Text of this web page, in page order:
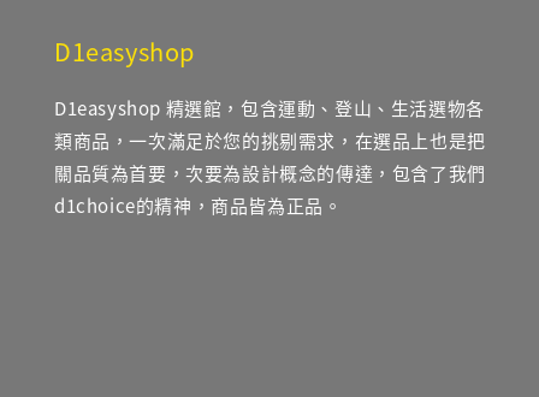
D1easyshop
D1easyshop 精選館，包含運動、登山、生活選物各
類商品，一次滿足於您的挑剔需求，在選品上也是把
關品質為首要，次要為設計概念的傳達，包含了我們
d1choice的精神，商品皆為正品。